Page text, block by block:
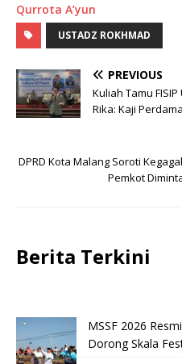
Qurrota A’yun
USTADZ ROKHMAD
PREVIOUS
Kuliah Tamu
Rika: Kaji
DPRD Kota Malang Soroti
Pemkot
Berita Terkini
MSSF 2026
Dorong Skala